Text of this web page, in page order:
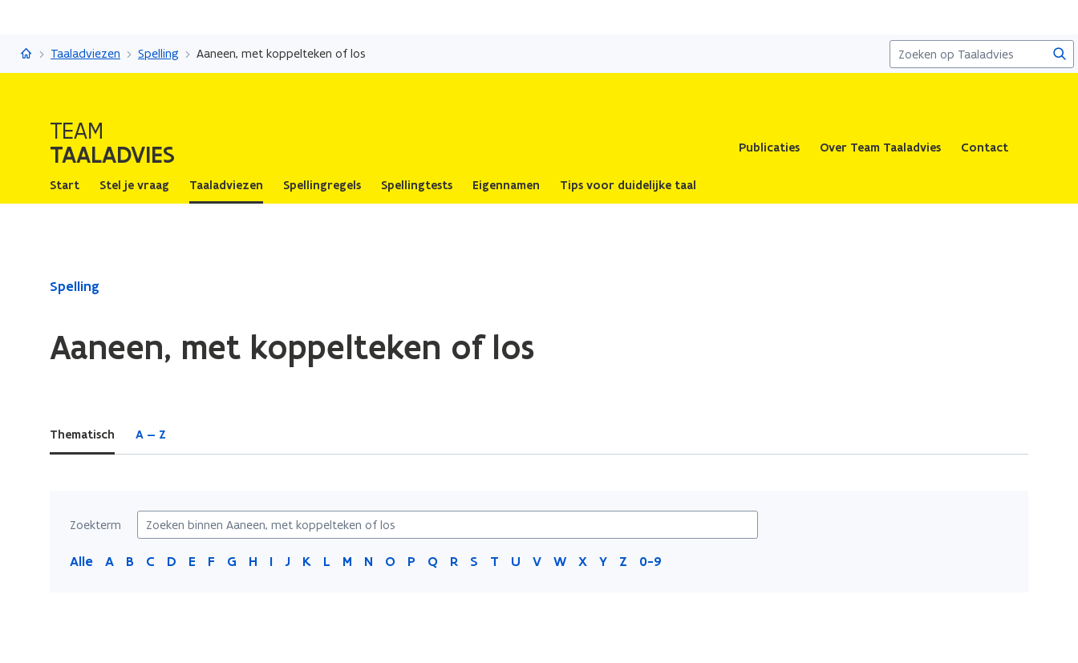
naar
TaaladviesTaaladviezen Spelling Aaneen, met koppelteken of los
TEAM
TAALADVIES Publicaties Over Team Taaladvies Contact
Start Stel je vraag Taaladviezen Spellingregels Spellingtests Eigennamen Tips voor duidelijke taal
Gedaan
Aaneen,
Spelling
Aaneen, met koppelteken of los
Thematisch A — Z
Zoekterm
Alle A B C D E F G H I J K L M N O P Q R S T U V W X Y Z 0-9